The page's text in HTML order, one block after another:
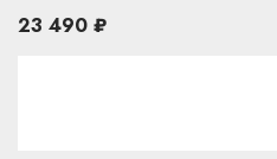
23 490 ₽